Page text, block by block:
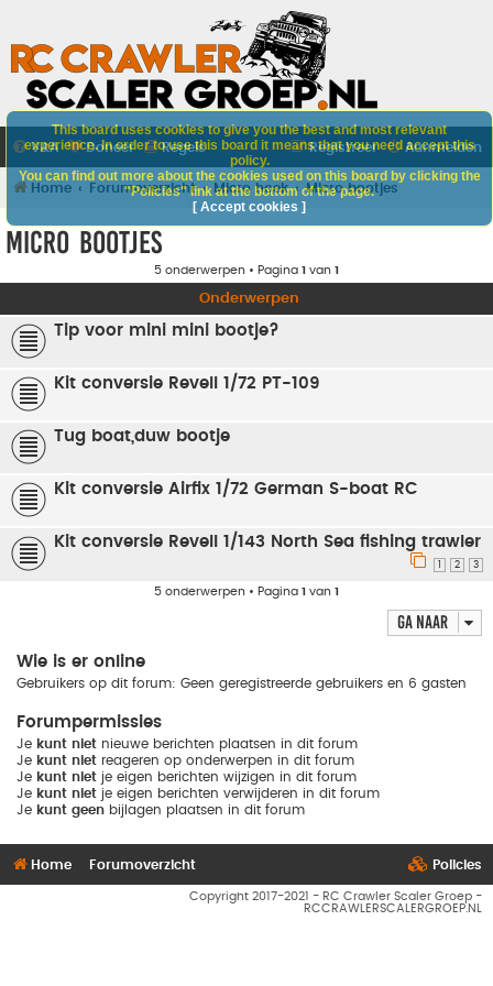
V&A Doneer Regels Aanmelden
Registreer
Home Forumoverzicht Micro hoek Micro bootjes
Micro bootjes
5 onderwerpen • Pagina 1 van 1
Onderwerpen
Tip voor mini mini bootje?
Kit conversie Revell 1/72 PT-109
Tug boat,duw bootje
Kit conversie Airfix 1/72 German S-boat RC
Kit conversie Revell 1/143 North Sea fishing trawler
2 3
5 onderwerpen • Pagina 1 van 1
Ga naar
Wie is er online
Gebruikers op dit forum: Geen geregistreerde gebruikers en 6 gasten
Forumpermissies
Je kunt niet nieuwe berichten plaatsen in dit forum
Je kunt niet reageren op onderwerpen in dit forum
Je kunt niet je eigen berichten wijzigen in dit forum
Je kunt niet je eigen berichten verwijderen in dit forum
Je kunt geen bijlagen plaatsen in dit forum
This board uses cookies to give you the best and most relevant
experience. In order to use this board it means that you need accept this
policy.
You can find out more about the cookies used on this board by clicking the
"Policies" link at the bottom of the page.
[ Accept cookies ]
Home Forumoverzicht Policies
Copyright 2017-2021 - RC Crawler Scaler Groep -
RCCRAWLERSCALERGROEP.NL